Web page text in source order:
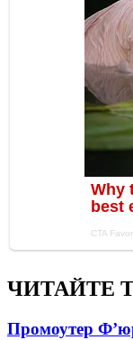
ЧИТАЙТЕ
Промоутер